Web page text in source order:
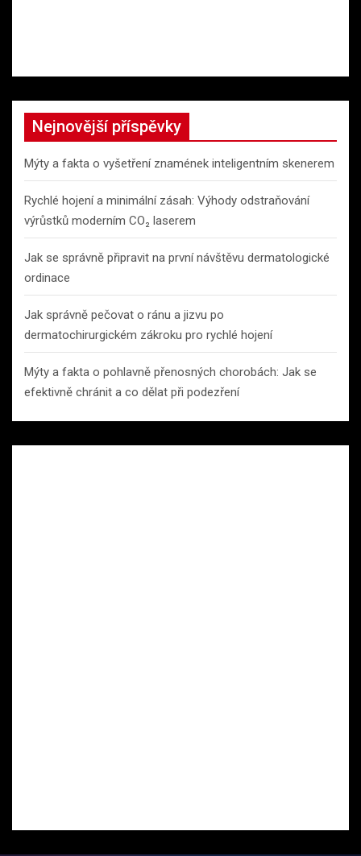
Nejnovější příspěvky
Mýty a fakta o vyšetření znamének inteligentním skenerem
Rychlé hojení a minimální zásah: Výhody odstraňování
výrůstků moderním CO₂ laserem
Jak se správně připravit na první návštěvu dermatologické
ordinace
Jak správně pečovat o ránu a jizvu po
dermatochirurgickém zákroku pro rychlé hojení
Mýty a fakta o pohlavně přenosných chorobách: Jak se
efektivně chránit a co dělat při podezření